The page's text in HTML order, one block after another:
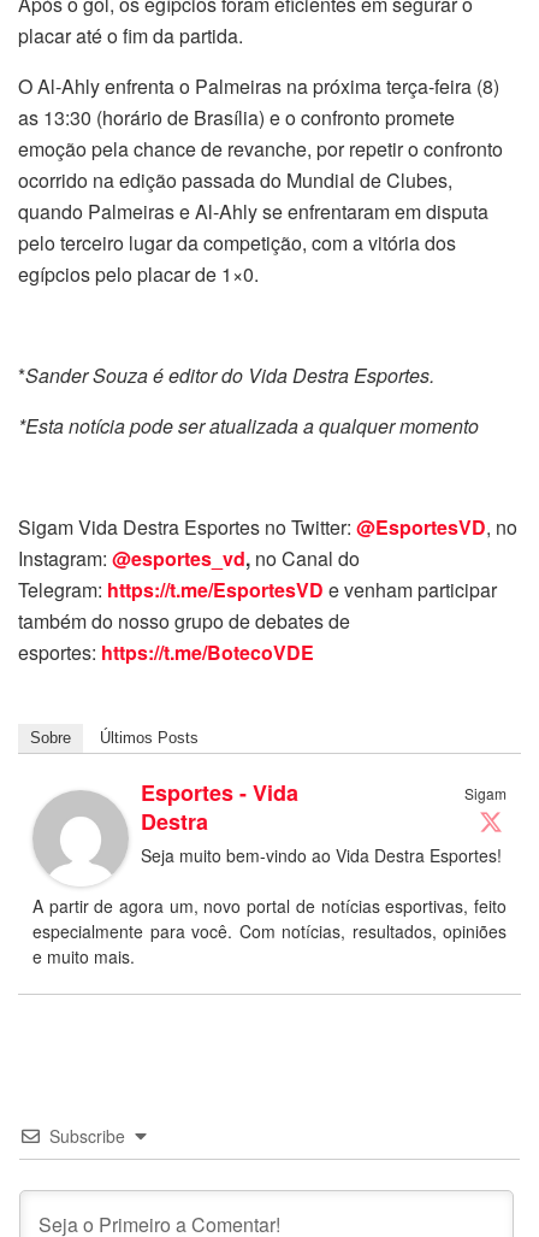
placar até o fim da partida.
O Al-Ahly enfrenta o Palmeiras na próxima terça-feira (8)
as 13:30 (horário de Brasília) e o confronto promete
emoção pela chance de revanche, por repetir o confronto
ocorrido na edição passada do Mundial de Clubes,
quando Palmeiras e Al-Ahly se enfrentaram em disputa
pelo terceiro lugar da competição, com a vitória dos
egípcios pelo placar de 1×0.
*Sander Souza é editor do Vida Destra Esportes.
*Esta notícia pode ser atualizada a qualquer momento
Sigam Vida Destra Esportes no Twitter: @EsportesVD, no
Instagram: @esportes_vd, no Canal do
Telegram: https://t.me/EsportesVD e venham participar
também do nosso grupo de debates de
esportes: https://t.me/BotecoVDE
Sobre Últimos Posts
Sigam
Esportes - Vida
Destra
Seja muito bem-vindo ao Vida Destra Esportes!
A partir de agora um, novo portal de notícias esportivas, feito
especialmente para você. Com notícias, resultados, opiniões
e muito mais.
Subscribe